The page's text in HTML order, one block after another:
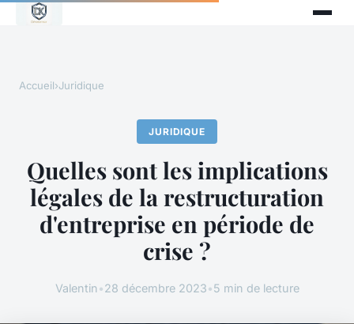
Accueil›Juridique
JURIDIQUE
Quelles sont les implications
légales de la restructuration
d'entreprise en période de
crise ?
Valentin•28 décembre 2023•5 min de lecture